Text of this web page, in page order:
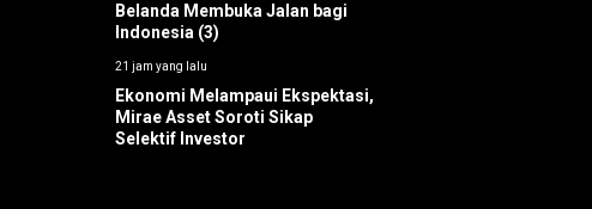
Belanda Membuka Jalan bagi
Indonesia (3)
21 jam yang lalu
Ekonomi Melampaui Ekspektasi,
Mirae Asset Soroti Sikap
Selektif Investor